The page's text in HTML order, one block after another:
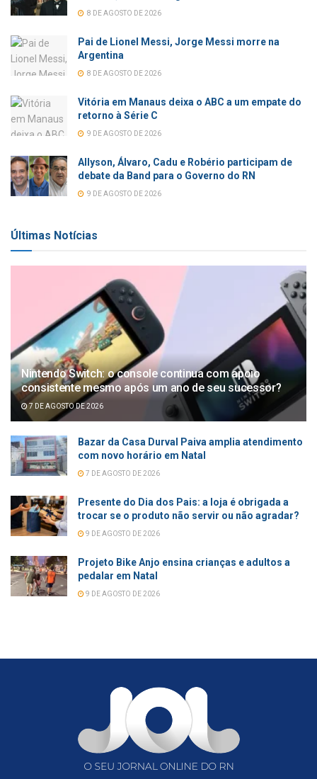
8 DE AGOSTO DE 2026
Pai de Lionel Messi, Jorge Messi morre na
Argentina
8 DE AGOSTO DE 2026
Vitória em Manaus deixa o ABC a um empate do
retorno à Série C
9 DE AGOSTO DE 2026
Allyson, Álvaro, Cadu e Robério participam de
debate da Band para o Governo do RN
9 DE AGOSTO DE 2026
Últimas Notícias
Nintendo Switch: o console continua com apoio
consistente mesmo após um ano de seu sucessor?
7 DE AGOSTO DE 2026
Bazar da Casa Durval Paiva amplia atendimento
com novo horário em Natal
7 DE AGOSTO DE 2026
Presente do Dia dos Pais: a loja é obrigada a
trocar se o produto não servir ou não agradar?
9 DE AGOSTO DE 2026
Projeto Bike Anjo ensina crianças e adultos a
pedalar em Natal
9 DE AGOSTO DE 2026